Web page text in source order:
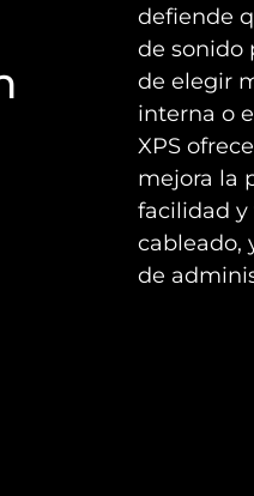
defiende
de sonido
de elegir
interna o
XPS
mejora la
facilidad y
cableado,
de